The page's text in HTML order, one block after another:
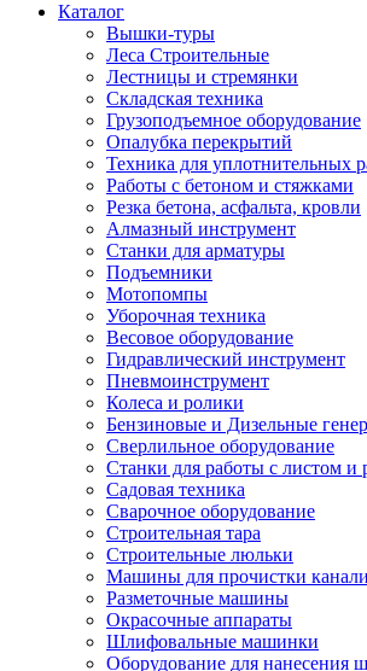
Каталог
Вышки-туры
Леса Строительные
Лестницы и стремянки
Складская техника
Грузоподъемное оборудование
Опалубка перекрытий
Техника для уплотнительных
Работы с бетоном и стяжками
Резка бетона, асфальта, кровли
Алмазный инструмент
Станки для арматуры
Подъемники
Мотопомпы
Уборочная техника
Весовое оборудование
Гидравлический инструмент
Пневмоинструмент
Колеса и ролики
Бензиновые и Дизельные
Сверлильное оборудование
Станки для работы с листом и
Садовая техника
Сварочное оборудование
Строительная тара
Строительные люльки
Машины для прочистки
Разметочные машины
Окрасочные аппараты
Шлифовальные машинки
Оборудование для нанесения